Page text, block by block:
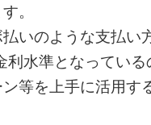
。
いのような支払い
水準となっている
等を上手に活用す